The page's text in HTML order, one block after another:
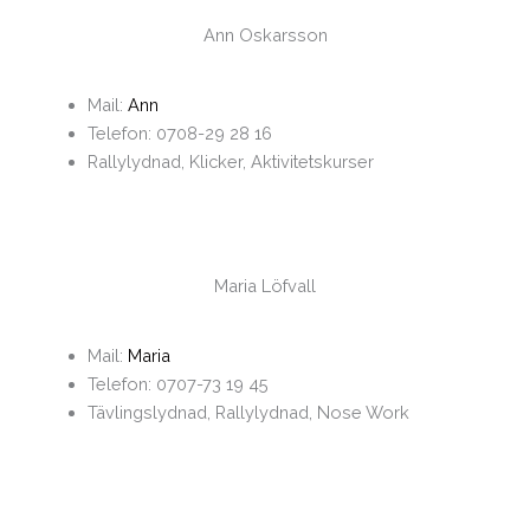
Ann Oskarsson
Mail: Ann
Telefon: 0708-29 28 16
Rallylydnad, Klicker, Aktivitetskurser
Maria Löfvall
Mail: Maria
Telefon: 0707-73 19 45
Tävlingslydnad, Rallylydnad, Nose Work